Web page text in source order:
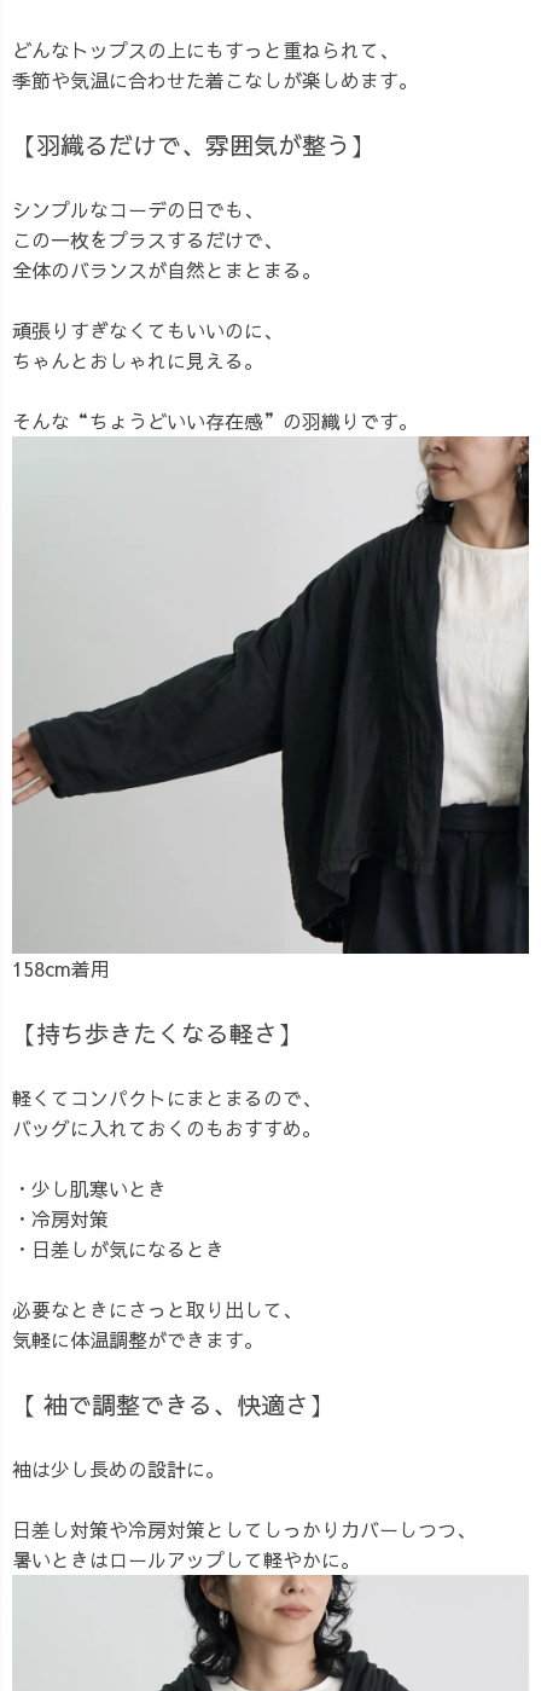
どんなトップスの上にもすっと重ねられて、
季節や気温に合わせた着こなしが楽しめます。
【羽織るだけで、雰囲気が整う】
シンプルなコーデの日でも、
この一枚をプラスするだけで、
全体のバランスが自然とまとまる。
頑張りすぎなくてもいいのに、
ちゃんとおしゃれに見える。
そんな“ちょうどいい存在感”の羽織りです。
158cm着用
【持ち歩きたくなる軽さ】
軽くてコンパクトにまとまるので、
バッグに入れておくのもおすすめ。
・少し肌寒いとき
・冷房対策
・日差しが気になるとき
必要なときにさっと取り出して、
気軽に体温調整ができます。
【 袖で調整できる、快適さ】
袖は少し長めの設計に。
日差し対策や冷房対策としてしっかりカバーしつつ、
暑いときはロールアップして軽やかに。